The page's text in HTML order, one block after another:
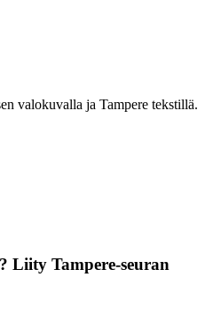
valokuvalla ja Tampere tekstillä.
Liity Tampere-seuran